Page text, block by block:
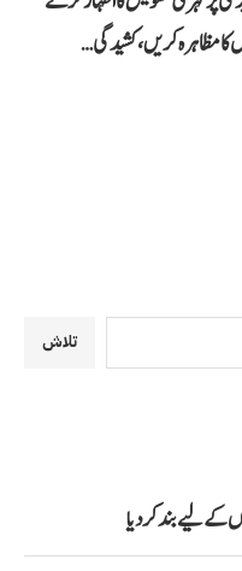
کا مظاہرہ کریں، کشیدگی…
تلاش
کے لیے بند کر دیا